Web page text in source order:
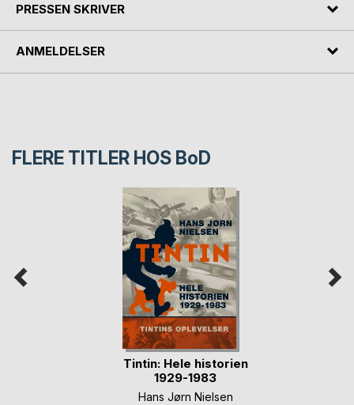
PRESSEN SKRIVER
ANMELDELSER
FLERE TITLER HOS BoD
Tintin: Hele historien
1929-1983
Hans Jørn Nielsen